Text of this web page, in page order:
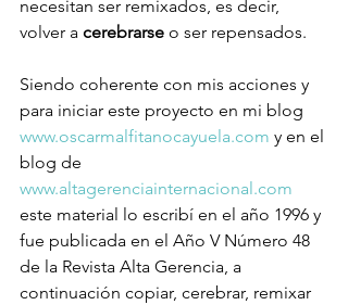
necesitan ser remixados, es decir,
volver a cerebrarse o ser repensados.
Siendo coherente con mis acciones y
para iniciar este proyecto en mi blog
www.oscarmalfitanocayuela.com y en el
blog de
www.altagerenciainternacional.com
este material lo escribí en el año 1996 y
fue publicada en el Año V Número 48
de la Revista Alta Gerencia, a
continuación copiar, cerebrar, remixar